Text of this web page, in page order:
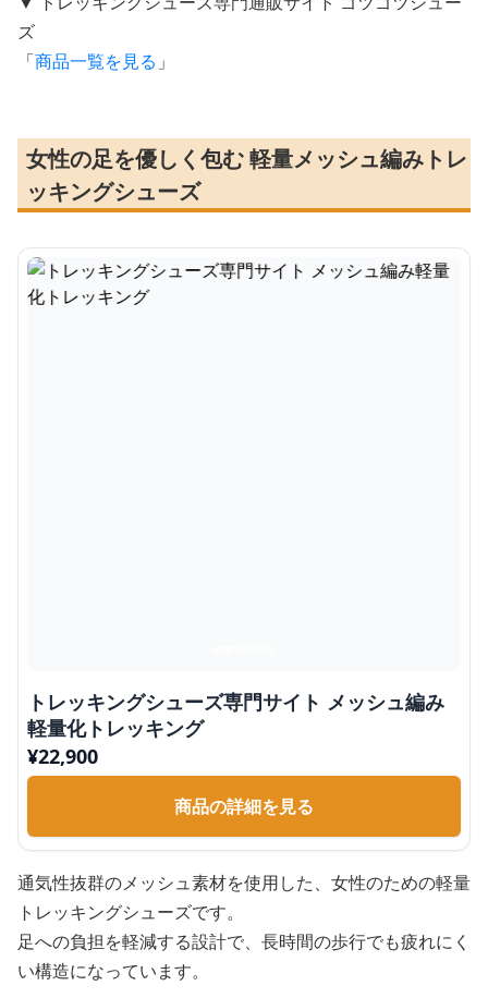
ズ
「商品一覧を見る 」
女性の足を優しく包む 軽量メッシュ編みトレ
ッキングシューズ
トレッキングシューズ専門サイト メッシュ編み
軽量化トレッキング
¥22,900
商品の詳細を見る
通気性抜群のメッシュ素材を使用した、女性のための軽量
トレッキングシューズです。
足への負担を軽減する設計で、長時間の歩行でも疲れにく
い構造になっています。